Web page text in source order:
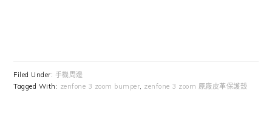
Filed Under: 手機周邊
Tagged With: zenfone 3 zoom bumper, zenfone 3 zoom 原廠皮革保護殼